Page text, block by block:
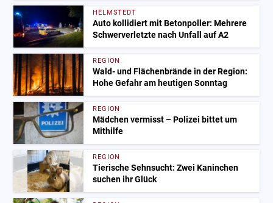
HELMSTEDT
Auto kollidiert mit Betonpoller: Mehrere
Schwerverletzte nach Unfall auf A2
REGION
Wald- und Flächenbrände in der Region:
Hohe Gefahr am heutigen Sonntag
REGION
Mädchen vermisst – Polizei bittet um
Mithilfe
REGION
Tierische Sehnsucht: Zwei Kaninchen
suchen ihr Glück